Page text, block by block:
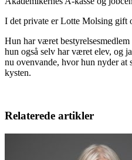
I det private er Lotte Molsing gift
Hun har været
hun også selv har været elev, og
nu ovenvande, hvor hun nyder at
kysten.
Relaterede artikler